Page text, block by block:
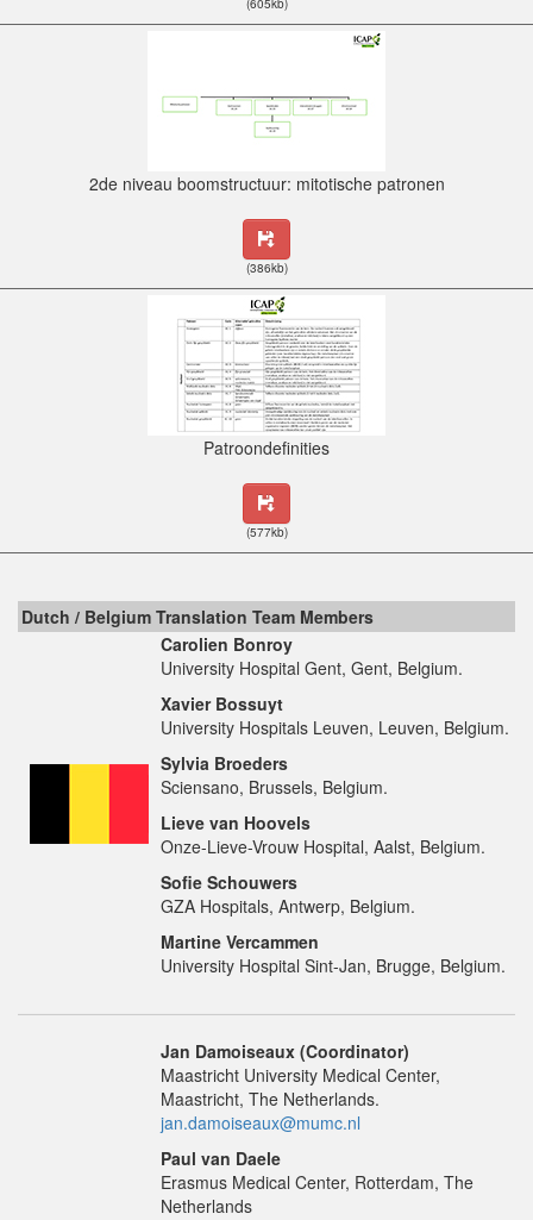
(605kb)
2de niveau boomstructuur: mitotische patronen
(386kb)
Patroondefinities
(577kb)
Dutch / Belgium Translation Team Members
Carolien Bonroy
University Hospital Gent, Gent, Belgium.
Xavier Bossuyt
University Hospitals Leuven, Leuven, Belgium.
Sylvia Broeders
Sciensano, Brussels, Belgium.
Lieve van Hoovels
Onze-Lieve-Vrouw Hospital, Aalst, Belgium.
Sofie Schouwers
GZA Hospitals, Antwerp, Belgium.
Martine Vercammen
University Hospital Sint-Jan, Brugge, Belgium.
Jan Damoiseaux (Coordinator)
Maastricht University Medical Center,
Maastricht, The Netherlands.
jan.damoiseaux@mumc.nl
Paul van Daele
Erasmus Medical Center, Rotterdam, The
Netherlands